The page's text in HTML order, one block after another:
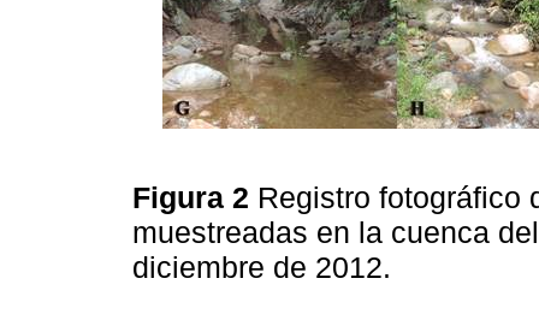
Figura 2 Registro fotográfico
muestreadas en la cuenca
diciembre de 2012.